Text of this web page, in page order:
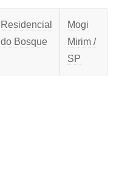
Residencial
do Bosque
Mogi
Mirim /
SP